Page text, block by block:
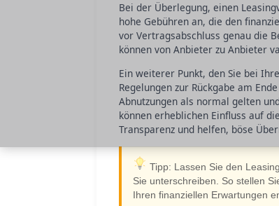
Bei der Überlegung, einen
hohe Gebühren an, die den
vor Vertragsabschluss genau die
können von Anbieter zu Anbieter
Ein weiterer Punkt, den Sie bei
Regelungen zur Rückgabe am
Abnutzungen als normal gelten
können erheblichen Einfluss auf
Transparenz und helfen, böse
Tipp: Lassen Sie den
Sie unterschreiben. So stellen
Ihren finanziellen Erwartungen